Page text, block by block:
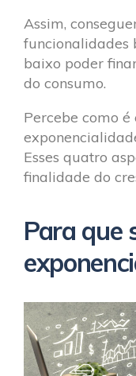
Assim,
funcionalidades
baixo poder
do consumo.
Percebe como
Esses quatro
finalidade do
Para que